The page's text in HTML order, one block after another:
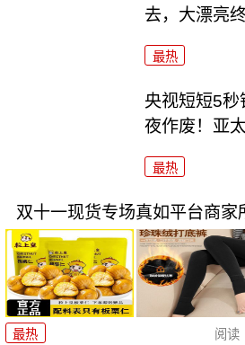
去，大漂亮
最热
央视短短5
夜作废！亚
最热
双十一现货专场真如平台商家
最热 阅读